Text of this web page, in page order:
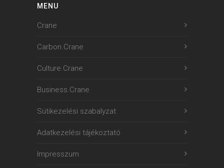
MENU
Crane
Carbon.Crane
Culture.Crane
Business.Crane
Sütikezelési szabalyzat
Adatkezelési tájékoztató
Impresszum